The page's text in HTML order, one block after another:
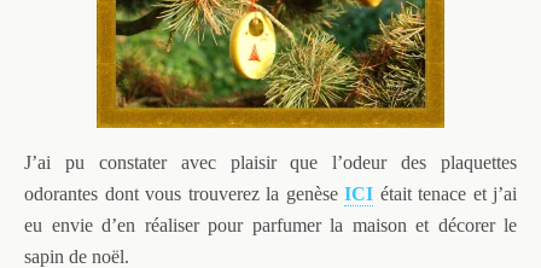
J’ai pu constater avec plaisir que l’odeur des plaquettes
odorantes dont vous trouverez la genèse ICI était tenace et j’ai
eu envie d’en réaliser pour parfumer la maison et décorer le
sapin de noël.